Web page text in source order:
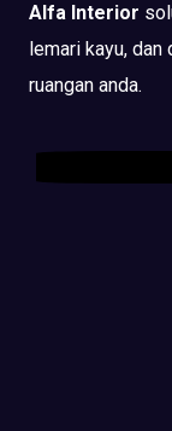
Alfa Interior
lemari kayu,
ruangan anda.